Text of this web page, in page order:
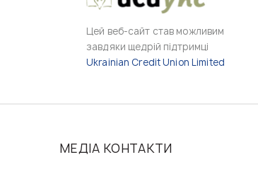
Цей веб-сайт став можливим
завдяки щедрій підтримці
Ukrainian Credit Union Limited
МЕДІА КОНТАКТИ